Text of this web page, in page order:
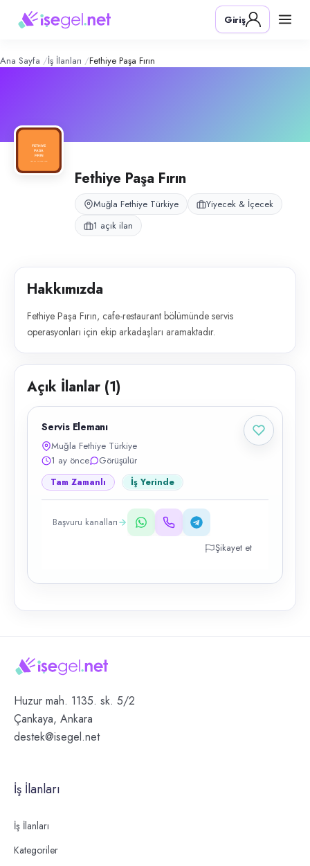
Paşa Fırın – Şirket Profili
Konum:
Fethiye Paşa Fırın, cafe-restaurant bölümünde servis operasyonları
Giriş
Ana Sayfa İş İlanları Fethiye Paşa Fırın
Fethiye Paşa Fırın
Muğla Fethiye Türkiye
Yiyecek & İçecek
1 açık ilan
Hakkımızda
Fethiye Paşa Fırın, cafe-restaurant bölümünde servis
operasyonları için ekip arkadaşları aramaktadır.
Açık İlanlar (1)
Servis Elemanı
Muğla Fethiye Türkiye
1 ay önce
Görüşülür
Tam Zamanlı İş Yerinde
Başvuru kanalları
Şikayet et
Huzur mah. 1135. sk. 5/2
Çankaya, Ankara
destek@isegel.net
İş İlanları
İş İlanları
Kategoriler